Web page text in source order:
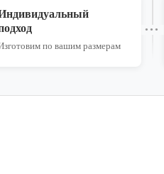
по вашим размерам